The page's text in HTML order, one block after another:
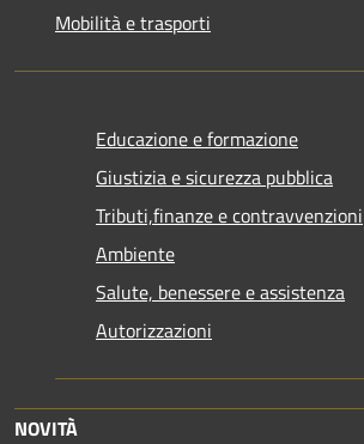
Mobilità e trasporti
Educazione e formazione
Giustizia e sicurezza pubblica
Tributi,finanze e contravvenzioni
Ambiente
Salute, benessere e assistenza
Autorizzazioni
NOVITÀ